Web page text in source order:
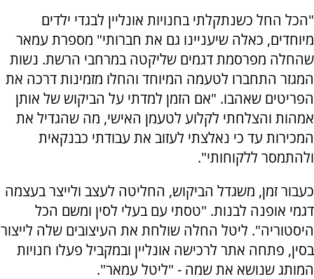
"הכל החל כשנתקלתי בחנויות אונליין לבגדי ילדים
מיוחדים, כאלה שיעניינו גם את חברותי" מספרת עמאר
שהחלה מפרסמת דגמים שליקטה במרחבי הרשת. נשות
המגזר התחברו לטעמה המיוחד והחלו מזמינות דרכה את
הפריטים שאהבו. "אם הזמן למדתי על הביקוש של אותן
אמהות והצלחתי לקלוע לטעמן האישי, מה שהגדיל את
המכירות עד כי נאלצתי לעזוב את עבודתי כבנקאית
ולהתמסר ללקוחותי".
כעבור זמן, משגדל הביקוש, החליטה לעצב ולייצר בעצמה
דגמי אופנה לבנות. "טסתי עם בעלי לסין ומשם הכל
היסטוריה". ליטל החלה שולחת את העיצובים שלה לייצור
בסין, פתחה אתר לרכישה אונליין ובמקביל פעלו חנויות
המותג שנושא את שמה - "ליטל עמאר".